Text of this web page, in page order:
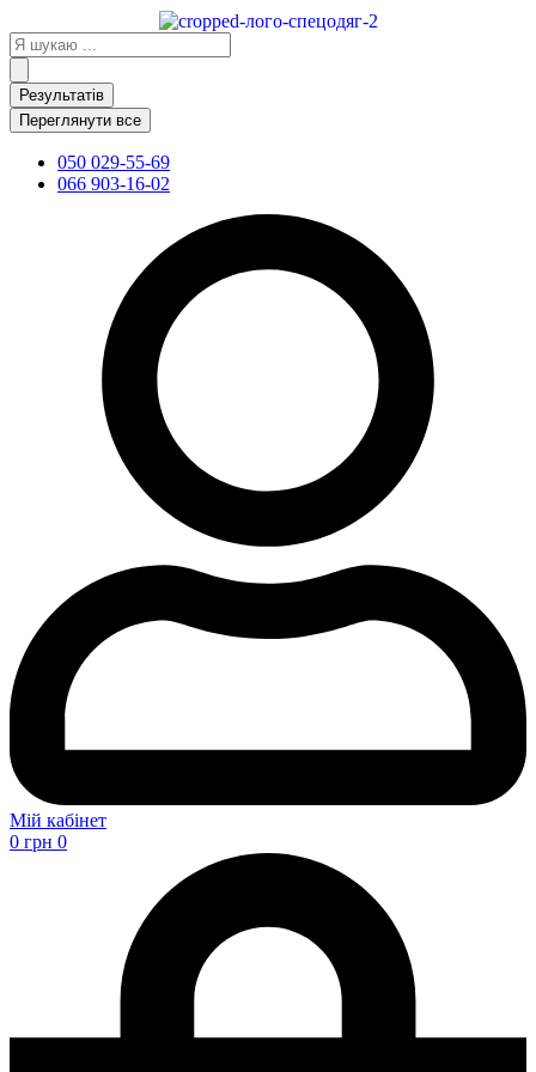
до
вмісту
Search
...
Результатів
Переглянути все
050 029-55-69
066 903-16-02
Мій кабінет
0 грн 0